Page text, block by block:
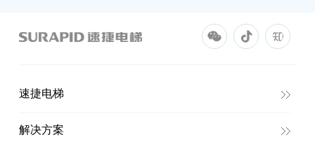
速捷电梯
解决方案